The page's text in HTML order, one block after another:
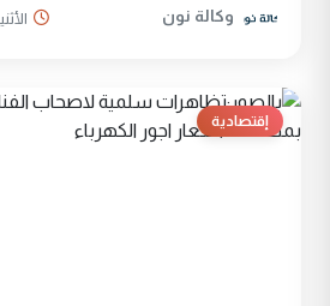
وكالة نون الأثنين 11
إقتصادية